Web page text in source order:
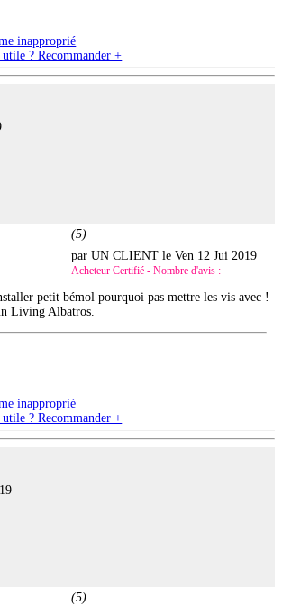
inapproprié
? Recommander +
(5)
par UN CLIENT leVen 12 Jui 2019
Acheteur Certifié - Nombre d'avis :
petit bémol pourquoi pas mettre les vis avec !
Living Albatros.
inapproprié
? Recommander +
(5)